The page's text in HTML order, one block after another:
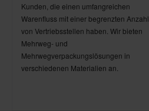
Kunden, die einen umfangreichen
Warenfluss mit einer begrenzten Anzahl
von Vertriebsstellen haben. Wir bieten
Mehrweg- und
Mehrwegverpackungslösungen in
verschiedenen Materialien an.